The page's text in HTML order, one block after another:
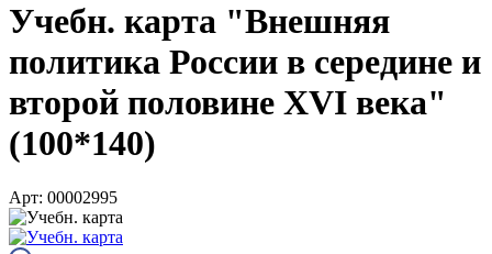
Учебн. карта "Внешняя
политика России в середине и
второй половине XVI века"
(100*140)
Арт: 00002995